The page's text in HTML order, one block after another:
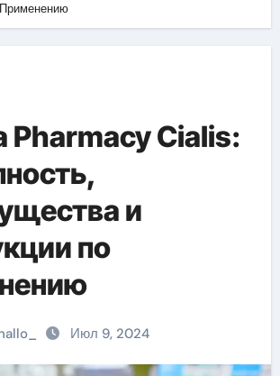
Pharmacy Cialis:
и
по
Июл 9, 2024